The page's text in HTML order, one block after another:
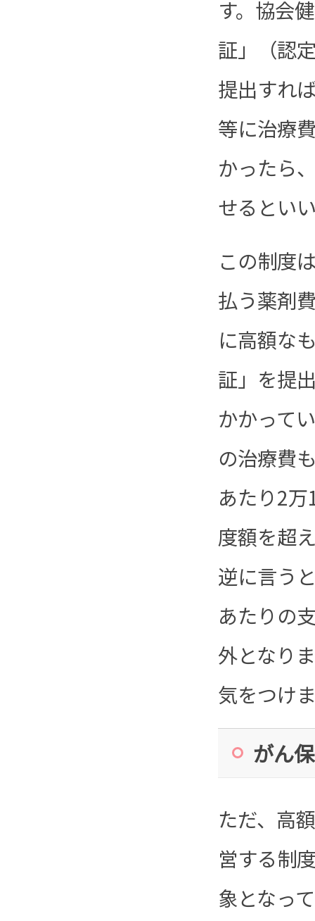
す。協会
証」（認
提出すれ
等に治療
かったら
せるとい
この制度
払う薬剤
に高額な
証」を提
かかって
の治療費
あたり2
度額を超
逆に言う
あたりの
外となり
気をつけ
がん
ただ、高
営する制
象となっ